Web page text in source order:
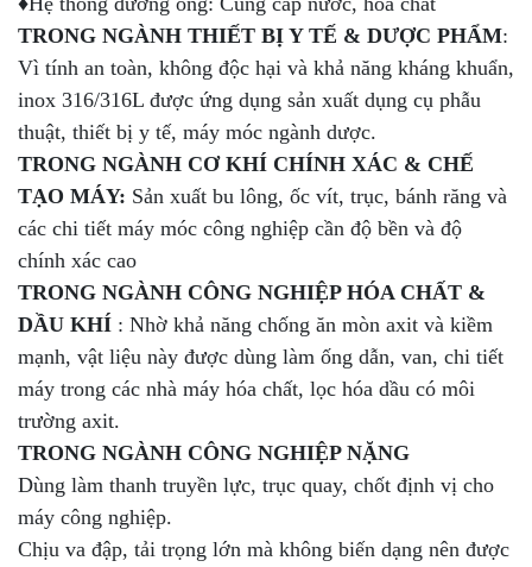
TRONG NGÀNH THIẾT BỊ Y TẾ & DƯỢC PHẨM:
Vì tính an toàn, không độc hại và khả năng kháng khuẩn,
inox 316/316L được ứng dụng sản xuất dụng cụ phẫu
thuật, thiết bị y tế, máy móc ngành dược.
TRONG NGÀNH CƠ KHÍ CHÍNH XÁC & CHẾ
TẠO MÁY: Sản xuất bu lông, ốc vít, trục, bánh răng và
các chi tiết máy móc công nghiệp cần độ bền và độ
chính xác cao
TRONG NGÀNH CÔNG NGHIỆP HÓA CHẤT &
DẦU KHÍ : Nhờ khả năng chống ăn mòn axit và kiềm
mạnh, vật liệu này được dùng làm ống dẫn, van, chi tiết
máy trong các nhà máy hóa chất, lọc hóa dầu có môi
trường axit.
TRONG NGÀNH CÔNG NGHIỆP NẶNG
Dùng làm thanh truyền lực, trục quay, chốt định vị cho
máy công nghiệp.
Chịu va đập, tải trọng lớn mà không biến dạng nên được